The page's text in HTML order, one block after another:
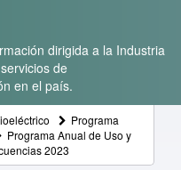
dirigida a la Industria
de
en el país.
Programa
Programa Anual de Uso y
2023